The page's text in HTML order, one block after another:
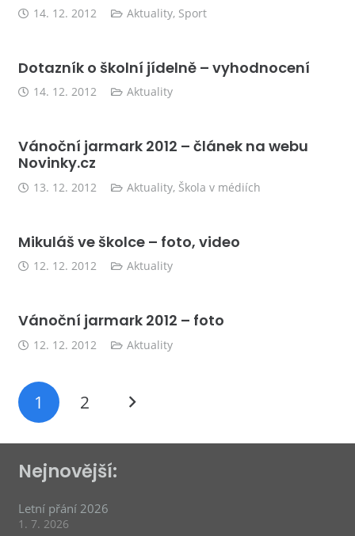
14. 12. 2012 Aktuality, Sport
Dotazník o školní jídelně – vyhodnocení
14. 12. 2012 Aktuality
Vánoční jarmark 2012 – článek na webu
Novinky.cz
13. 12. 2012 Aktuality, Škola v médiích
Mikuláš ve školce – foto, video
12. 12. 2012 Aktuality
Vánoční jarmark 2012 – foto
12. 12. 2012 Aktuality
1 2
Nejnovější:
Letní přání 2026
1. 7. 2026